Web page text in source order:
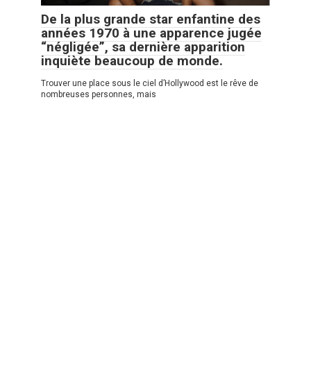
De la plus grande star enfantine des
années 1970 à une apparence jugée
“négligée”, sa dernière apparition
inquiète beaucoup de monde.
Trouver une place sous le ciel d’Hollywood est le rêve de
nombreuses personnes, mais